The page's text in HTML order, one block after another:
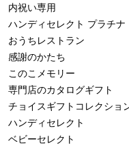
内祝い専用
ハンディセレクト プラチナ
おうちレストラン
感謝のかたち
このこメモリー
専門店のカタログギフト
チョイスギフトコレクショ
ハンディセレクト
ベビーセレクト